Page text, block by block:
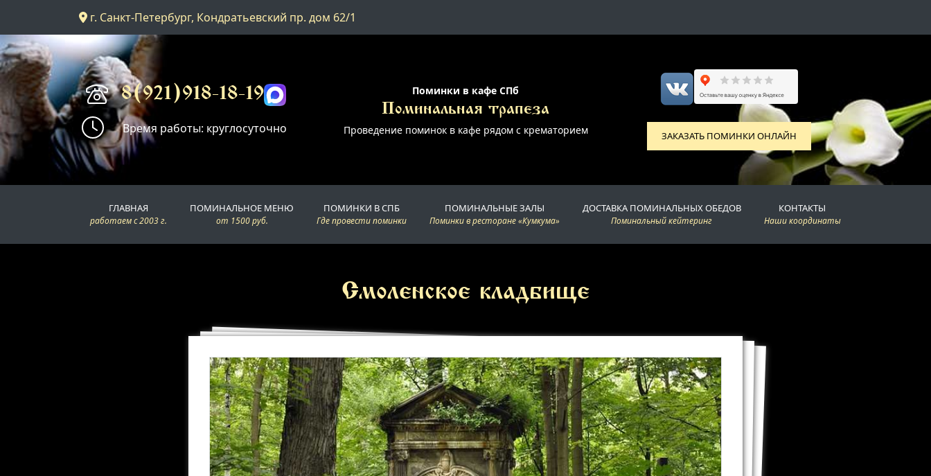
г. Санкт-Петербург, Кондратьевский пр. дом 62/1
Главная
Поминальное меню
Поминальные залы
Доставка
Контакты
8(921)918-18-19
Время работы: круглосуточно
Поминки в кафе СПб
Поминальная трапеза
Проведение поминок в кафе рядом с крематорием ЗАКАЗАТЬ ПОМИНКИ ОНЛАЙН
ГЛАВНАЯ
работаем с 2003 г.
ПОМИНАЛЬНОЕ МЕНЮ
от 1500 руб.
ПОМИНКИ В СПБ
Где провести поминки
ПОМИНАЛЬНЫЕ ЗАЛЫ
Поминки в ресторане «Кумкума»
ДОСТАВКА ПОМИНАЛЬНЫХ ОБЕДОВ
Поминальный кейтеринг
КОНТАКТЫ
Наши координаты
Смоленское кладбище